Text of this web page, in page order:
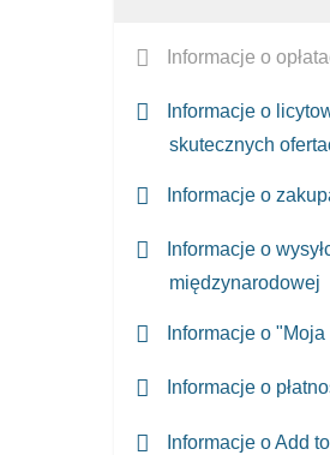
Informacje o
Informacje o
skutecznych
Informacje o
Informacje o
międzynarodowej
Informacje o
Informacje o
Informacje o Add